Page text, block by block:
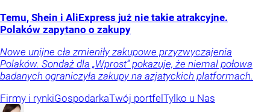
Temu, Shein i AliExpress już nie takie atrakcyjne.
Polaków zapytano o zakupy
Nowe unijne cła zmieniły zakupowe przyzwyczajenia
Polaków. Sondaż dla „Wprost” pokazuje, że niemal połowa
badanych ograniczyła zakupy na azjatyckich platformach.
Firmy i rynkiGospodarkaTwój portfel Tylko u Nas